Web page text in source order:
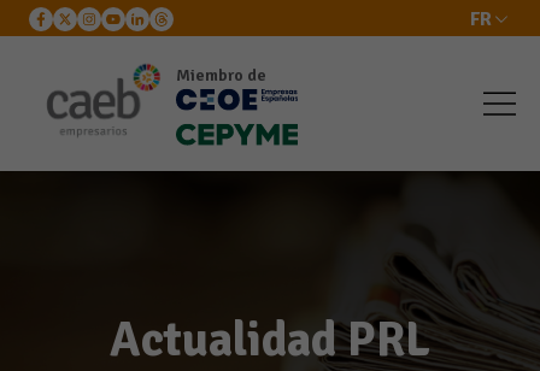
FR
Miembro de
Actualidad PRL